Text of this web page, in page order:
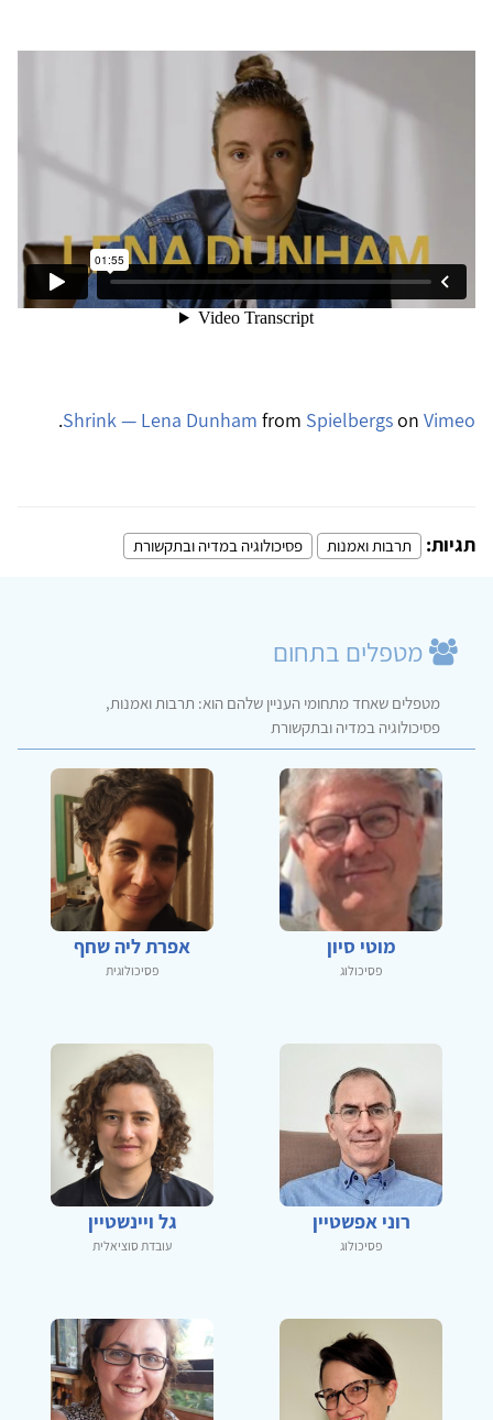
Shrink — Lena Dunham from Spielbergson Vimeo
.
תגיות: תרבות ואמנות פסיכולוגיה במדיה ובתקשורת
מטפלים בתחום
מטפלים שאחד מתחומי העניין שלהם הוא: תרבות ואמנות,
פסיכולוגיה במדיה ובתקשורת
מוטי סיון
פסיכולוג
אפרת ליה שחף
פסיכולוגית
רוני אפשטיין
פסיכולוג
גל ויינשטיין
עובדת סוציאלית